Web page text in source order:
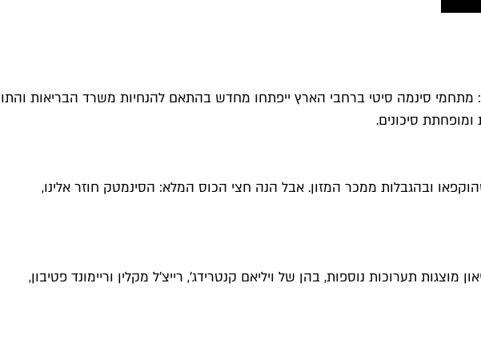
סינמה סיטי ברחבי הארץ ייפתחו מחדש בהתאם להנחיות משרד הבריאות והתו
סיכונים.
ובהגבלות ממכר המזון. אבל הנה חצי הכוס המלא: הסינמטק חוזר אלינו,
תערוכות נוספות, בהן של ויליאם קנטרידג', רייצ'ל מקלין וריימונד פטיבון,